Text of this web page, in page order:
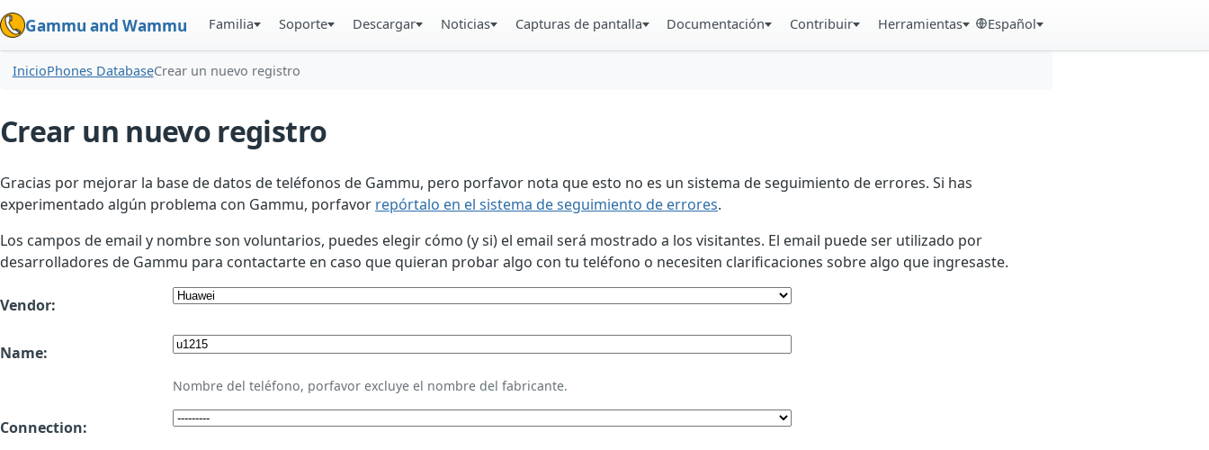
Gammu and Wammu Familia Soporte Descargar Noticias Capturas de pantalla Documentación Contribuir Herramientas Español
InicioPhones DatabaseCrear un nuevo registro
Crear un nuevo registro
Gracias por mejorar la base de datos de teléfonos de Gammu, pero porfavor nota que esto no es un sistema de seguimiento de errores. Si has
experimentado algún problema con Gammu, porfavor repórtalo en el sistema de seguimiento de errores.
Los campos de email y nombre son voluntarios, puedes elegir cómo (y si) el email será mostrado a los visitantes. El email puede ser utilizado por
desarrolladores de Gammu para contactarte en caso que quieran probar algo con tu teléfono o necesiten clarificaciones sobre algo que ingresaste.
Vendor:
Name:
Nombre del teléfono, porfavor excluye el nombre del fabricante.
Connection: